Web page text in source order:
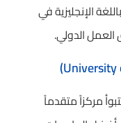
الإنجليزية في
الدولي.
مركزاً متقدماً